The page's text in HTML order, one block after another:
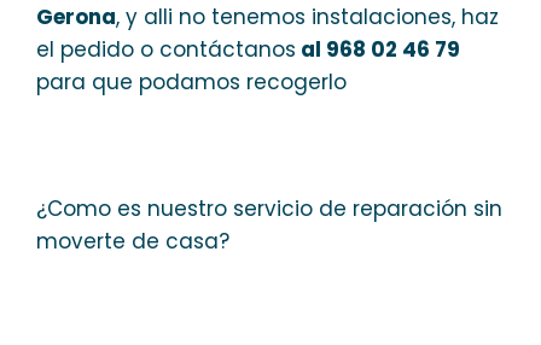
Gerona, y alli no tenemos instalaciones, haz
el pedido o contáctanos al 968 02 46 79
para que podamos recogerlo
¿Como es nuestro servicio de reparación sin
moverte de casa?